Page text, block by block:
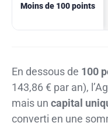
Moins de 100 points
En dessous de 100
143,86 € par an),
mais un capital
converti en une